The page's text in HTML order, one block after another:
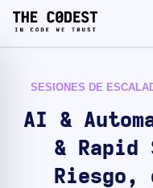
SESIONES DE
AI &
& Rapid
Riesgo,